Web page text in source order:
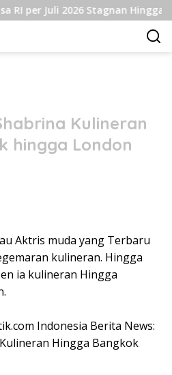
Juli 2026 Stagnan Hingga
Kulineran
hingga London
Aktris muda yang Terbaru
kulineran. Hingga
ia kulineran Hingga
Indonesia Berita News:
Hingga Bangkok